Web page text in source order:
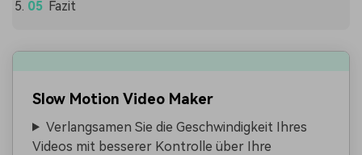
Fazit
Slow Motion Video Maker
Verlangsamen Sie die Geschwindigkeit Ihres
Videos mit besserer Kontrolle über Ihre